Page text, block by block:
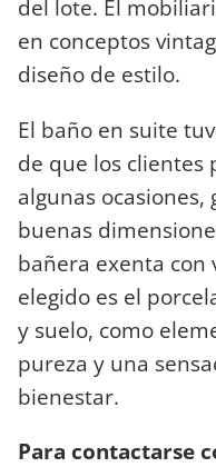
del lote. El
en conceptos
diseño de estilo.
El baño en suite
de que los
algunas
buenas
bañera exenta con
elegido es el
y suelo, como
pureza y una
bienestar.
Para contactarse